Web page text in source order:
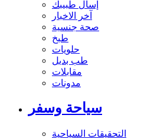
إسأل طبيبك
آخر الاخبار
صحة جنسية
طبخ
حلويات
طب بديل
مقابلات
مدونات
سياحة وسفر
التحقيقات السياحية